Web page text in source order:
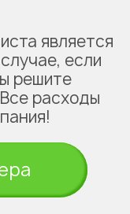
является
если
решите
расходы